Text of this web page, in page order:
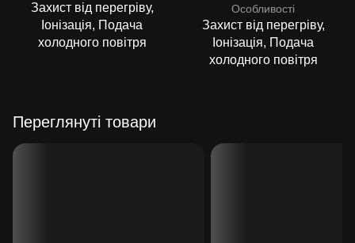
Захист від перегріву,
Іонізація, Подача
холодного повітря
Особливості
Захист від перегріву,
Іонізація, Подача
холодного повітря
Переглянуті товари